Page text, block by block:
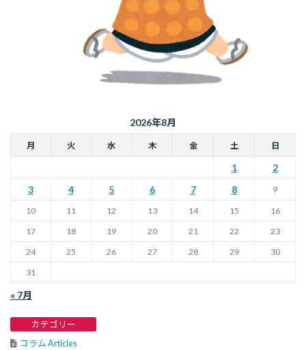
2026年8月
月 火 水 木 金 土 日
1
2
3
4 5 6 7 8 9
10 11 12 13 14 15
16
17
18 19 20 21 22
23
24
25 26 27 28 29
30
31
« 7月
カテゴリー
コラム Articles